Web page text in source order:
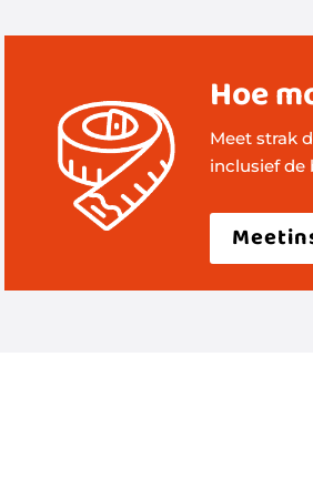
Hoe
Meet strak
inclusief de